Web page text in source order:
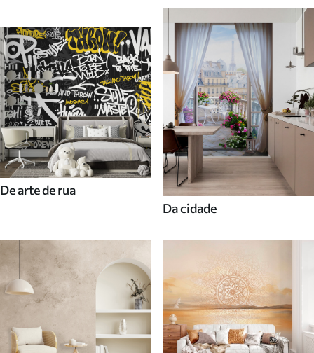
De arte de rua
Da cidade